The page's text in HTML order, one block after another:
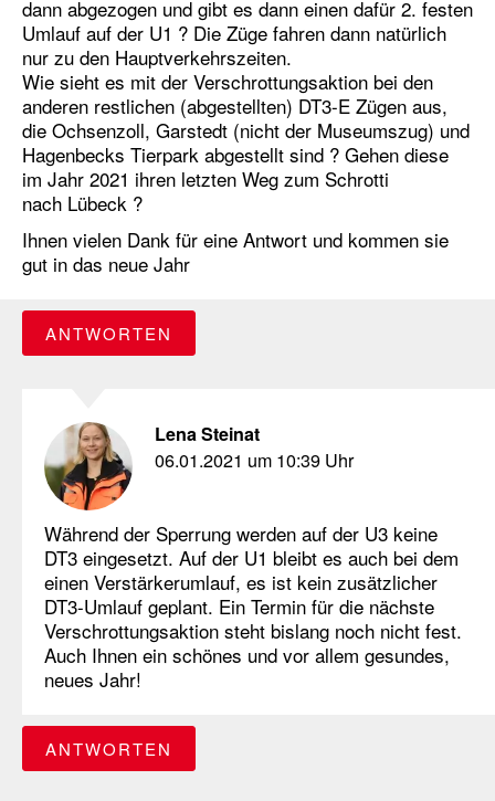
dann abgezogen und gibt es dann einen dafür 2. festen
Umlauf auf der U1 ? Die Züge fahren dann natürlich
nur zu den Hauptverkehrszeiten.
Wie sieht es mit der Verschrottungsaktion bei den
anderen restlichen (abgestellten) DT3-E Zügen aus,
die Ochsenzoll, Garstedt (nicht der Museumszug) und
Hagenbecks Tierpark abgestellt sind ? Gehen diese
im Jahr 2021 ihren letzten Weg zum Schrotti
nach Lübeck ?
Ihnen vielen Dank für eine Antwort und kommen sie
gut in das neue Jahr
ANTWORTEN
Lena Steinat
06.01.2021 um 10:39 Uhr
Während der Sperrung werden auf der U3 keine
DT3 eingesetzt. Auf der U1 bleibt es auch bei dem
einen Verstärkerumlauf, es ist kein zusätzlicher
DT3-Umlauf geplant. Ein Termin für die nächste
Verschrottungsaktion steht bislang noch nicht fest.
Auch Ihnen ein schönes und vor allem gesundes,
neues Jahr!
ANTWORTEN